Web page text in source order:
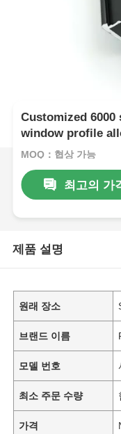
Customized
window profile
bending
MOQ：협상 가능
최고의 가
제품 설명
원래 장소
브랜드 이름
모델 번호
최소 주문 수량
가격